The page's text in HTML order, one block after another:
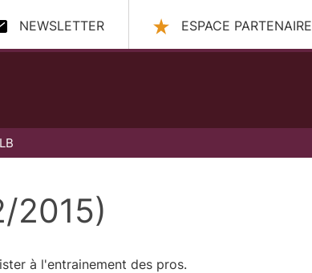
NEWSLETTER ESPACE PARTENAIRE
2015)
à l'entrainement des pros.